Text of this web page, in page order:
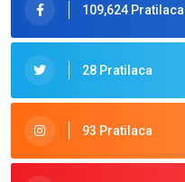
109,624 Pratilaca
28 Pratilaca
93 Pratilaca